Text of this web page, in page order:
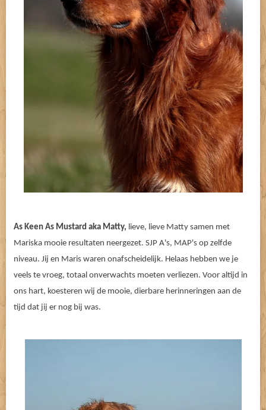
As Keen As Mustard aka Matty, lieve, lieve Matty samen met
Mariska mooie resultaten neergezet. SJP A's, MAP's op zelfde
niveau. Jij en Maris waren onafscheidelijk. Helaas hebben we je
veels te vroeg, totaal onverwachts moeten verliezen. Voor altijd in
ons hart, koesteren wij de mooie, dierbare herinneringen aan de
tijd dat jij er nog bij was.